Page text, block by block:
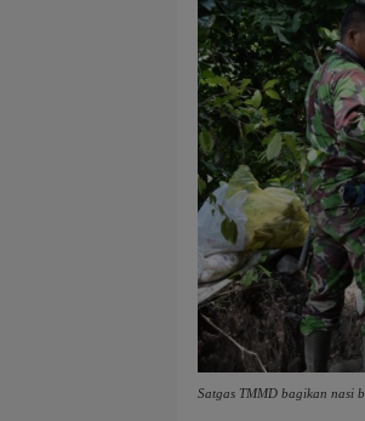
Satgas TMMD bagikan nasi